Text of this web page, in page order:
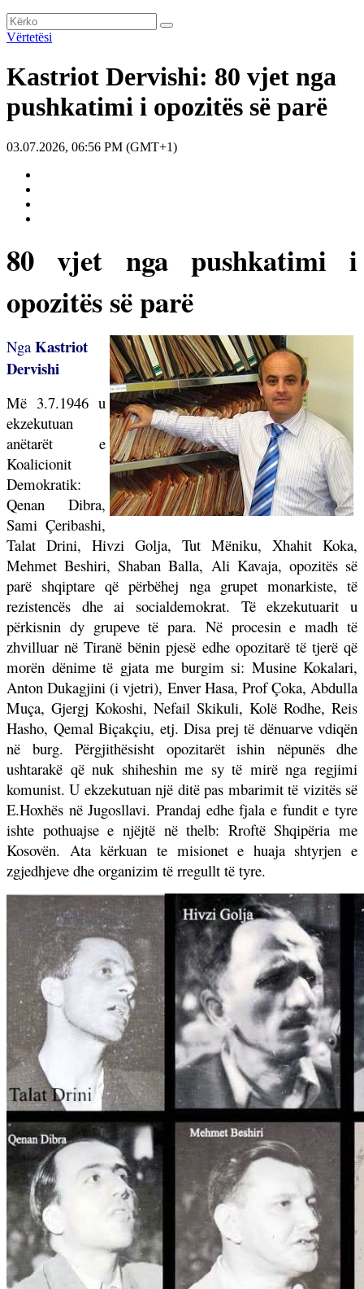
Vërtetësi
Kastriot Dervishi: 80 vjet nga
pushkatimi i opozitës së parë
03.07.2026, 06:56 PM (GMT+1)
80 vjet nga pushkatimi i
opozitës së parë
Nga Kastriot
Dervishi
Më 3.7.1946 u
ekzekutuan
anëtarët e
Koalicionit
Demokratik:
Qenan Dibra,
Sami Çeribashi,
Talat Drini, Hivzi Golja, Tut Mëniku, Xhahit Koka,
Mehmet Beshiri, Shaban Balla, Ali Kavaja, opozitës së
parë shqiptare që përbëhej nga grupet monarkiste, të
rezistencës dhe ai socialdemokrat. Të ekzekutuarit u
përkisnin dy grupeve të para. Në procesin e madh të
zhvilluar në Tiranë bënin pjesë edhe opozitarë të tjerë që
morën dënime të gjata me burgim si: Musine Kokalari,
Anton Dukagjini (i vjetri), Enver Hasa, Prof Çoka, Abdulla
Muça, Gjergj Kokoshi, Nefail Skikuli, Kolë Rodhe, Reis
Hasho, Qemal Biçakçiu, etj. Disa prej të dënuarve vdiqën
në burg. Përgjithësisht opozitarët ishin nëpunës dhe
ushtarakë që nuk shiheshin me sy të mirë nga regjimi
komunist. U ekzekutuan një ditë pas mbarimit të vizitës së
E.Hoxhës në Jugosllavi. Prandaj edhe fjala e fundit e tyre
ishte pothuajse e njëjtë në thelb: Rroftë Shqipëria me
Kosovën. Ata kërkuan te misionet e huaja shtyrjen e
zgjedhjeve dhe organizim të rregullt të tyre.